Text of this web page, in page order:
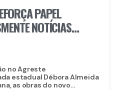
PAPEL
NOTÍCIAS
CORPO DE
no Agreste
estadual Débora Almeida
as obras do novo...